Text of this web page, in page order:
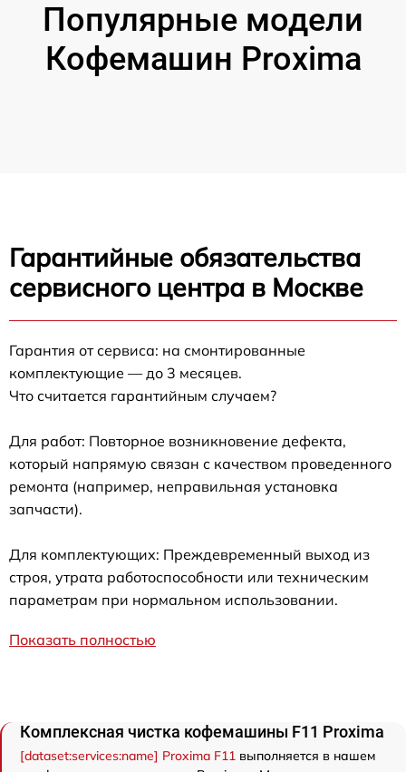
Популярные модели
Кофемашин Proxima
Гарантийные обязательства
сервисного центра в Москве
Гарантия от сервиса: на смонтированные
комплектующие — до 3 месяцев.
Что считается гарантийным случаем?
Для работ: Повторное возникновение дефекта,
который напрямую связан с качеством проведенного
ремонта (например, неправильная установка
запчасти).
Для комплектующих: Преждевременный выход из
строя, утрата работоспособности или техническим
параметрам при нормальном использовании.
Показать полностью
Комплексная чистка кофемашины F11 Proxima
[dataset:services:name] Proxima F11 выполняется в нашем